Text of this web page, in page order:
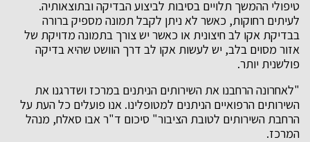
טיפולי ההמשך תלויים בסיבות לביצוע הבדיקה ובתוצאותיה.
לעיתים רחוקות, כאשר לא ניתן לקבל תמונה מספיק ברורה
בבדיקת אקו לב חיצונית או כאשר יש צורך בתמונה מדויקת של
אזור מסוים בלב, יש לעשות אקו לב דרך הוושט שהיא בדיקה
פולשנית יותר.
"לאחרונה הרחבנו את השירותים הניתנים במרכז ושדרגנו את
השירותים הרפואיים הניתנים למטופלינו. אנו פועלים כל העת על
הרחבת השירותים לטובת הציבור" סיכום ד"ר אבו סאלח, מנהל
המרכז.